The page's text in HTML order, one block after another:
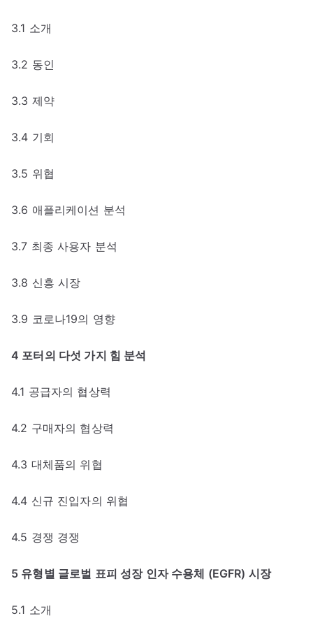
3.1 소개
3.2 동인
3.3 제약
3.4 기회
3.5 위협
3.6 애플리케이션 분석
3.7 최종 사용자 분석
3.8 신흥 시장
3.9 코로나19의 영향
4 포터의 다섯 가지 힘 분석
4.1 공급자의 협상력
4.2 구매자의 협상력
4.3 대체품의 위협
4.4 신규 진입자의 위협
4.5 경쟁 경쟁
5 유형별 글로벌 표피 성장 인자 수용체 (EGFR) 시장
5.1 소개